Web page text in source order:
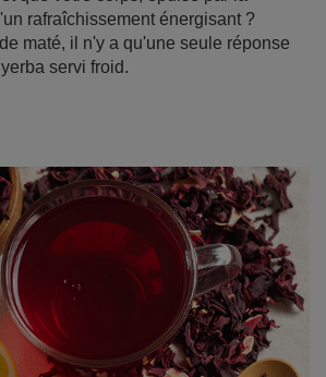
acidulée, couleur vibrante,
!
légèrement acidulé et d'une